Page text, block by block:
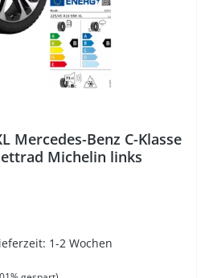
Mercedes-Benz C-Klasse
Michelin links
1-2 Wochen